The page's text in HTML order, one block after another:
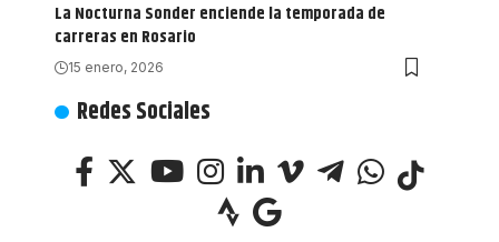
La Nocturna Sonder enciende la temporada de
carreras en Rosario
15 enero, 2026
Redes Sociales